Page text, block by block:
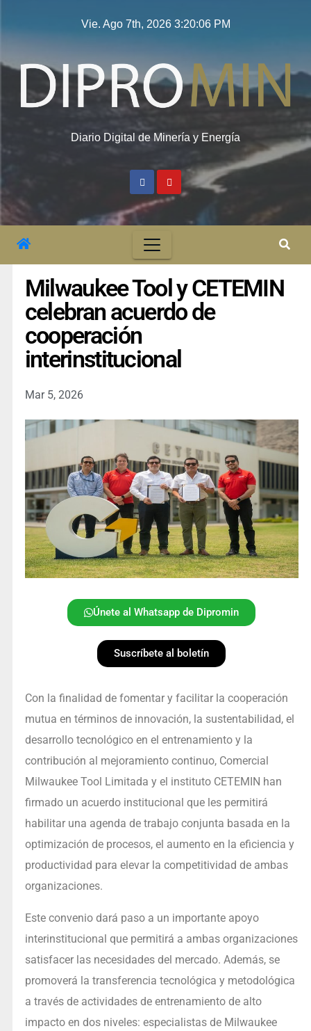
Vie. Ago 7th, 2026 3:20:07 PM
Diario Digital de Minería y Energía
Milwaukee Tool y CETEMIN
celebran acuerdo de
cooperación
interinstitucional
Mar 5, 2026
Únete al Whatsapp de Dipromin
Suscríbete al boletín
Con la finalidad de fomentar y facilitar la cooperación
mutua en términos de innovación, la sustentabilidad, el
desarrollo tecnológico en el entrenamiento y la
contribución al mejoramiento continuo, Comercial
Milwaukee Tool Limitada y el instituto CETEMIN han
firmado un acuerdo institucional que les permitirá
habilitar una agenda de trabajo conjunta basada en la
optimización de procesos, el aumento en la eficiencia y
productividad para elevar la competitividad de ambas
organizaciones.
Este convenio dará paso a un importante apoyo
interinstitucional que permitirá a ambas organizaciones
satisfacer las necesidades del mercado. Además, se
promoverá la transferencia tecnológica y metodológica
a través de actividades de entrenamiento de alto
impacto en dos niveles: especialistas de Milwaukee